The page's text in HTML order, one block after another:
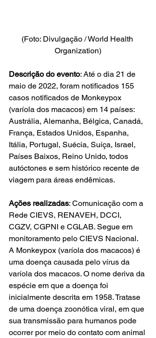
(Foto: Divulgação / World Health
Organization)
Descrição do evento: Até o dia 21 de
maio de 2022, foram notificados 155
casos notificados de Monkeypox
(varíola dos macacos) em 14 países:
Austrália, Alemanha, Bélgica, Canadá,
França, Estados Unidos, Espanha,
Itália, Portugal, Suécia, Suíça, Israel,
Países Baixos, Reino Unido, todos
autóctones e sem histórico recente de
viagem para áreas endêmicas.
Ações realizadas: Comunicação com a
Rede CIEVS, RENAVEH, DCCI,
CGZV, CGPNI e CGLAB. Segue em
monitoramento pelo CIEVS Nacional.
A Monkeypox (varíola dos macacos) é
uma doença causada pelo vírus da
varíola dos macacos. O nome deriva da
espécie em que a doença foi
inicialmente descrita em 1958. Tratase
de uma doença zoonótica viral, em que
sua transmissão para humanos pode
ocorrer por meio do contato com animal